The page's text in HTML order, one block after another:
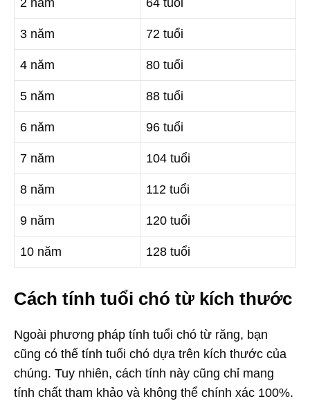
2 năm 64 tuổi
3 năm 72 tuổi
4 năm 80 tuổi
5 năm 88 tuổi
6 năm 96 tuổi
7 năm 104 tuổi
8 năm 112 tuổi
9 năm 120 tuổi
10 năm 128 tuổi
Cách tính tuổi chó từ kích thước
Ngoài phương pháp tính tuổi chó từ răng, bạn
cũng có thể tính tuổi chó dựa trên kích thước của
chúng. Tuy nhiên, cách tính này cũng chỉ mang
tính chất tham khảo và không thể chính xác 100%.